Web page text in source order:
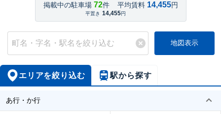
掲載中の駐車場 72件 平均賃料 14,455円
平置き 14,455円
地図表示
エリアを絞り込む 駅から探す
あ行・か行